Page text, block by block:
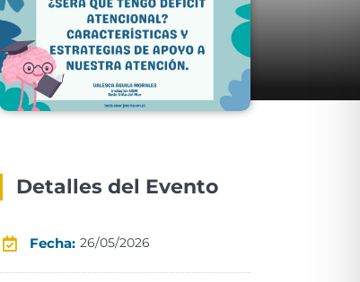
Detalles del Evento
Fecha: 26/05/2026